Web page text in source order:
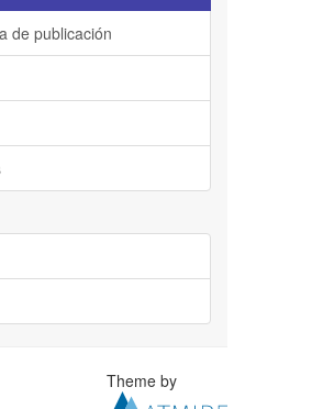
de publicación
Theme by